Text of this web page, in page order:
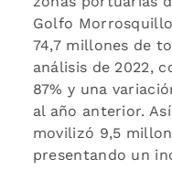
Golfo
74,7 millones de
análisis de 2022,
87% y una
al año anterior.
movilizó 9,5
presentando un